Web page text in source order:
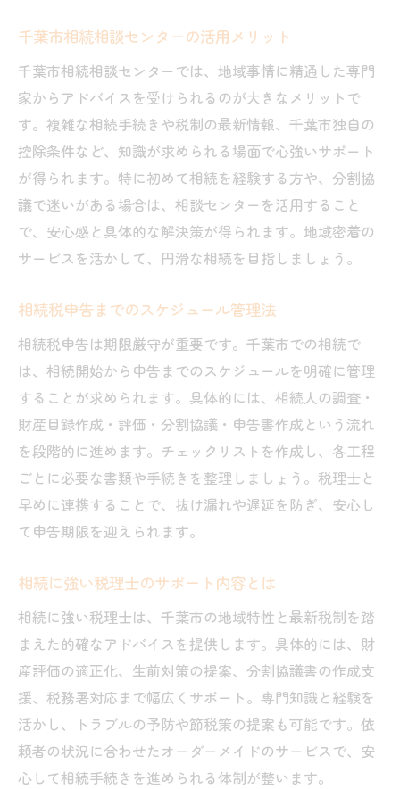
千葉市相続相談センターの活用メリット
千葉市相続相談センターでは、地域事情に精通した専門
家からアドバイスを受けられるのが大きなメリットで
す。複雑な相続手続きや税制の最新情報、千葉市独自の
控除条件など、知識が求められる場面で心強いサポート
が得られます。特に初めて相続を経験する方や、分割協
議で迷いがある場合は、相談センターを活用すること
で、安心感と具体的な解決策が得られます。地域密着の
サービスを活かして、円滑な相続を目指しましょう。
相続税申告までのスケジュール管理法
相続税申告は期限厳守が重要です。千葉市での相続で
は、相続開始から申告までのスケジュールを明確に管理
することが求められます。具体的には、相続人の調査・
財産目録作成・評価・分割協議・申告書作成という流れ
を段階的に進めます。チェックリストを作成し、各工程
ごとに必要な書類や手続きを整理しましょう。税理士と
早めに連携することで、抜け漏れや遅延を防ぎ、安心し
て申告期限を迎えられます。
相続に強い税理士のサポート内容とは
相続に強い税理士は、千葉市の地域特性と最新税制を踏
まえた的確なアドバイスを提供します。具体的には、財
産評価の適正化、生前対策の提案、分割協議書の作成支
援、税務署対応まで幅広くサポート。専門知識と経験を
活かし、トラブルの予防や節税策の提案も可能です。依
頼者の状況に合わせたオーダーメイドのサービスで、安
心して相続手続きを進められる体制が整います。